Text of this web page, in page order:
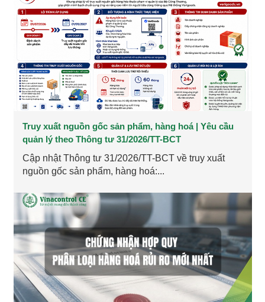
Truy xuất nguồn gốc sản phẩm, hàng hoá | Yêu cầu
quản lý theo Thông tư 31/2026/TT-BCT
Cập nhật Thông tư 31/2026/TT-BCT về truy xuất
nguồn gốc sản phẩm, hàng hoá:...